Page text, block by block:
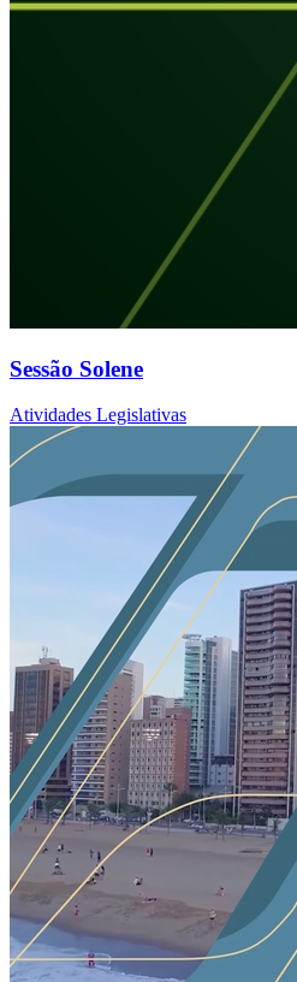
Sessão Solene
Atividades Legislativas